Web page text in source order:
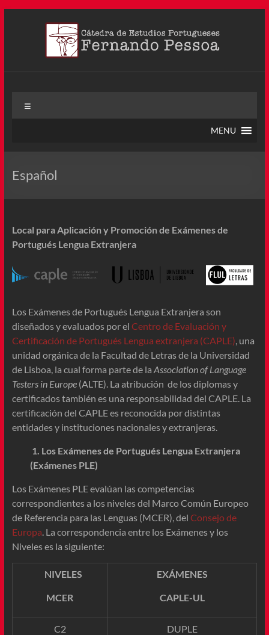
Cátedra Pessoa
creada en agosto de 2011, tras la Semana de Portugal. Esta
MENU
Español
Local para Aplicación y Promoción de Exámenes de
Portugués Lengua Extranjera
Los Exámenes de Portugués Lengua Extranjera son
diseñados y evaluados por el Centro de Evaluación y
Certificación de Portugués Lengua extranjera (CAPLE) , una
unidad orgánica de la Facultad de Letras de la Universidad
de Lisboa, la cual forma parte de la Association of Language
Testers in Europe(ALTE). La atribución de los diplomas y
certificados también es una responsabilidad del CAPLE. La
certificación del CAPLE es reconocida por distintas
entidades y instituciones nacionales y extranjeras.
1. Los Exámenes de Portugués Lengua Extranjera
(Exámenes PLE)
Los Exámenes PLE evalúan las competencias
correspondientes a los niveles del Marco Común Europeo
de Referencia para las Lenguas (MCER), del Consejo de
Europa . La correspondencia entre los Exámenes y los
Niveles es la siguiente:
NIVELES
MCER
EXÁMENES
CAPLE-UL
C2 DUPLE